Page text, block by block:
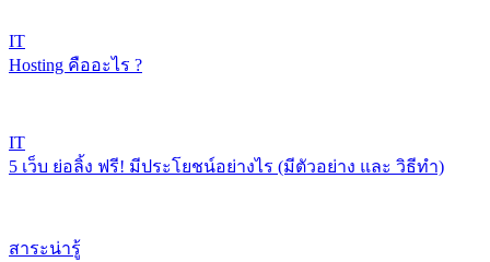
IT
Hosting คืออะไร ?
IT
5 เว็บ ย่อลิ้ง ฟรี! มีประโยชน์อย่างไร (มีตัวอย่าง และ วิธีทำ)
สาระน่ารู้